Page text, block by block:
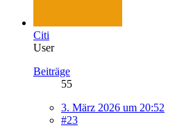
Citi
User
Beiträge
55
3. März 2026 um 20:52
#23